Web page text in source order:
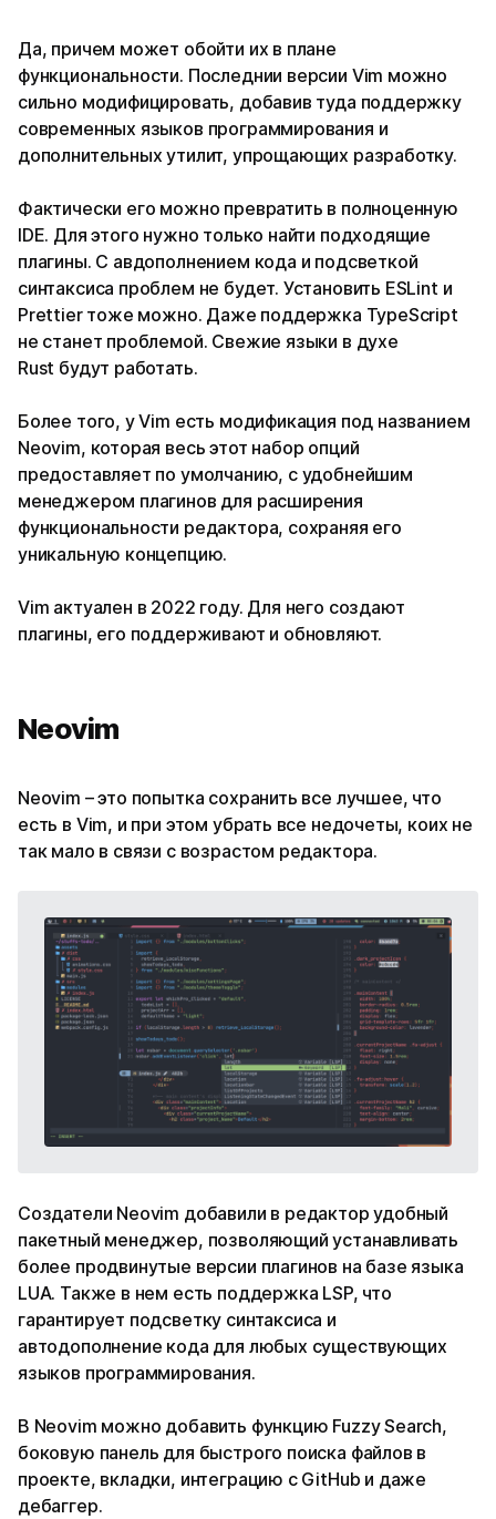
Да, причем может обойти их в плане
функциональности. Последнии версии Vim можно
сильно модифицировать, добавив туда поддержку
современных языков программирования и
дополнительных утилит, упрощающих разработку.
Фактически его можно превратить в полноценную
IDE. Для этого нужно только найти подходящие
плагины. С авдополнением кода и подсветкой
синтаксиса проблем не будет. Установить ESLint и
Prettier тоже можно. Даже поддержка TypeScript
не станет проблемой. Свежие языки в духе
Rust будут работать.
Более того, у Vim есть модификация под названием
Neovim, которая весь этот набор опций
предоставляет по умолчанию, с удобнейшим
менеджером плагинов для расширения
функциональности редактора, сохраняя его
уникальную концепцию.
Vim актуален в 2022 году. Для него создают
плагины, его поддерживают и обновляют.
Neovim
Neovim – это попытка сохранить все лучшее, что
есть в Vim, и при этом убрать все недочеты, коих не
так мало в связи с возрастом редактора.
Создатели Neovim добавили в редактор удобный
пакетный менеджер, позволяющий устанавливать
более продвинутые версии плагинов на базе языка
LUA. Также в нем есть поддержка LSP, что
гарантирует подсветку синтаксиса и
автодополнение кода для любых существующих
языков программирования.
В Neovim можно добавить функцию Fuzzy Search,
боковую панель для быстрого поиска файлов в
проекте, вкладки, интеграцию с GitHub и даже
дебаггер.